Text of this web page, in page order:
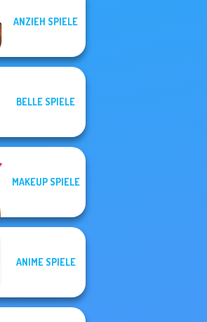
ANZIEH SPIELE
BELLE SPIELE
MAKEUP SPIELE
ANIME SPIELE